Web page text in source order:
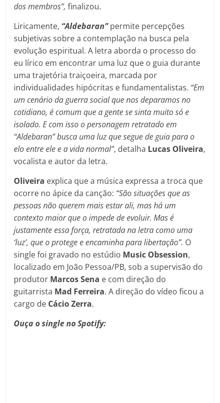
dos membros”,finalizou.
Liricamente, “Aldebaran”permite percepções
subjetivas sobre a contemplação na busca pela
evolução espiritual. A letra aborda o processo do
eu lírico em encontrar uma luz que o guia durante
uma trajetória traiçoeira, marcada por
individualidades hipócritas e fundamentalistas. “Em
um cenário da guerra social que nos deparamos no
cotidiano, é comum que a gente se sinta muito só e
isolado. E com isso o personagem retratado em
“Aldebaran” busca uma luz que segue de guia para o
elo entre ele e a vida normal”, detalha Lucas Oliveira,
vocalista e autor da letra.
Oliveira explica que a música expressa a troca que
ocorre no ápice da canção: “São situações que as
pessoas não querem mais estar ali, mas há um
contexto maior que o impede de evoluir. Mas é
justamente essa força, retratada na letra como uma
‘luz’, que o protege e encaminha para libertação”. O
single foi gravado no estúdio Music Obsession,
localizado em João Pessoa/PB, sob a supervisão do
produtor Marcos Sena e com direção do
guitarrista Mad Ferreira. A direção do vídeo ficou a
cargo de Cácio Zerra.
Ouça o single no Spotify: